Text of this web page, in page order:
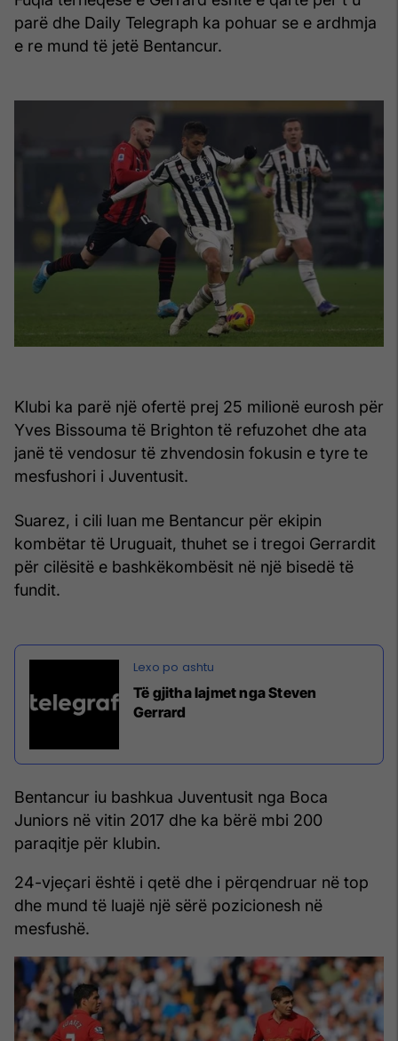
parë dhe Daily Telegraph ka pohuar se e ardhmja
e re mund të jetë Bentancur.
Klubi ka parë një ofertë prej 25 milionë eurosh për
Yves Bissouma të Brighton të refuzohet dhe ata
janë të vendosur të zhvendosin fokusin e tyre te
mesfushori i Juventusit.
Suarez, i cili luan me Bentancur për ekipin
kombëtar të Uruguait, thuhet se i tregoi Gerrardit
për cilësitë e bashkëkombësit në një bisedë të
fundit.
Të gjitha lajmet nga Steven
Gerrard
Bentancur iu bashkua Juventusit nga Boca
Juniors në vitin 2017 dhe ka bërë mbi 200
paraqitje për klubin.
24-vjeçari është i qetë dhe i përqendruar në top
dhe mund të luajë një sërë pozicionesh në
mesfushë.